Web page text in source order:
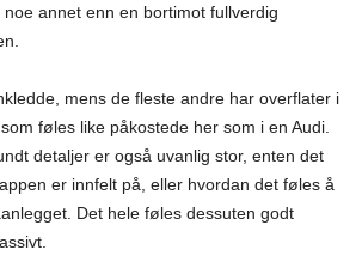
annet enn en bortimot fullverdig
mens de fleste andre har overflater i
føles like påkostede her som i en Audi.
detaljer er også uvanlig stor, enten det
er innfelt på, eller hvordan det føles å
Det hele føles dessuten godt